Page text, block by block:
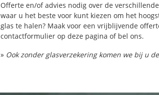
Offerte en/of advies nodig over de
waar u het beste voor kunt kiezen om het
glas te halen? Maak voor een vrijblijvende
contactformulier op deze pagina of bel ons.
» Ook zonder glasverzekering komen we bij u